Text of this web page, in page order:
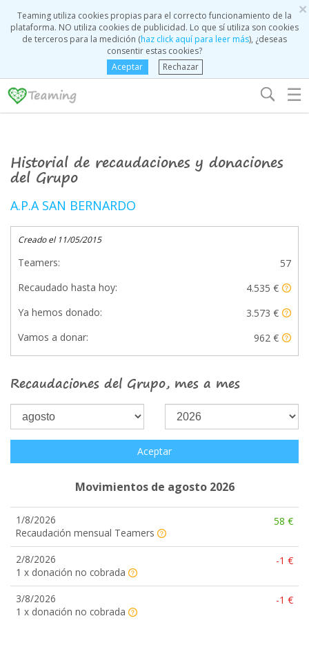
×
Teaming utiliza cookies propias para el correcto funcionamiento de la
plataforma. NO utiliza cookies de publicidad. Lo que sí utiliza son cookies
de terceros para la medición (haz click aquí para leer más), ¿deseas
consentir estas cookies?
Aceptar
Rechazar
☰
Historial de recaudaciones y donaciones
del Grupo
A.P.A SAN BERNARDO
Creado el 11/05/2015
Teamers:
57
Recaudado hasta hoy:
4.535 €
Ya hemos donado:
3.573 €
Vamos a donar:
962 €
Recaudaciones del Grupo, mes a mes
Aceptar
Movimientos de agosto 2026
1/8/2026
Recaudación mensual Teamers
58 €
2/8/2026
1 x donación no cobrada
-1 €
3/8/2026
1 x donación no cobrada
-1 €